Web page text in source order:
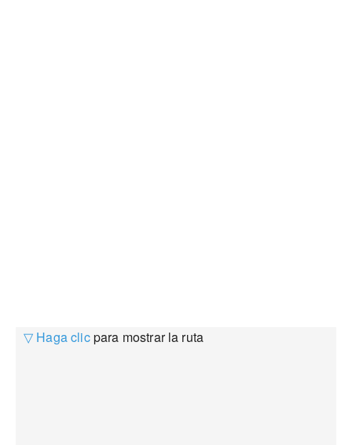
▽ Haga clicpara mostrar la ruta